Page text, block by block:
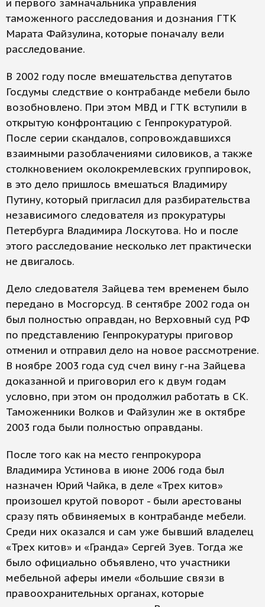
и первого замначальника управления
таможенного расследования и дознания ГТК
Марата Файзулина, которые поначалу вели
расследование.
В 2002 году после вмешательства депутатов
Госдумы следствие о контрабанде мебели было
возобновлено. При этом МВД и ГТК вступили в
открытую конфронтацию с Генпрокуратурой.
После серии скандалов, сопровождавшихся
взаимными разоблачениями силовиков, а также
столкновением околокремлевских группировок,
в это дело пришлось вмешаться Владимиру
Путину, который пригласил для разбирательства
независимого следователя из прокуратуры
Петербурга Владимира Лоскутова. Но и после
этого расследование несколько лет практически
не двигалось.
Дело следователя Зайцева тем временем было
передано в Мосгорсуд. В сентябре 2002 года он
был полностью оправдан, но Верховный суд РФ
по представлению Генпрокуратуры приговор
отменил и отправил дело на новое рассмотрение.
В ноябре 2003 года суд счел вину г-на Зайцева
доказанной и приговорил его к двум годам
условно, при этом он продолжил работать в СК.
Таможенники Волков и Файзулин же в октябре
2003 года были полностью оправданы.
После того как на место генпрокурора
Владимира Устинова в июне 2006 года был
назначен Юрий Чайка, в деле «Трех китов»
произошел крутой поворот - были арестованы
сразу пять обвиняемых в контрабанде мебели.
Среди них оказался и сам уже бывший владелец
«Трех китов» и «Гранда» Сергей Зуев. Тогда же
было официально объявлено, что участники
мебельной аферы имели «большие связи в
правоохранительных органах, которые